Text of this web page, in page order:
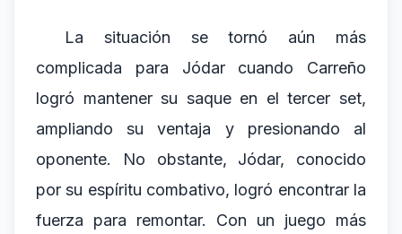
La situación se tornó aún más
complicada para Jódar cuando Carreño
logró mantener su saque en el tercer set,
ampliando su ventaja y presionando al
oponente. No obstante, Jódar, conocido
por su espíritu combativo, logró encontrar la
fuerza para remontar. Con un juego más